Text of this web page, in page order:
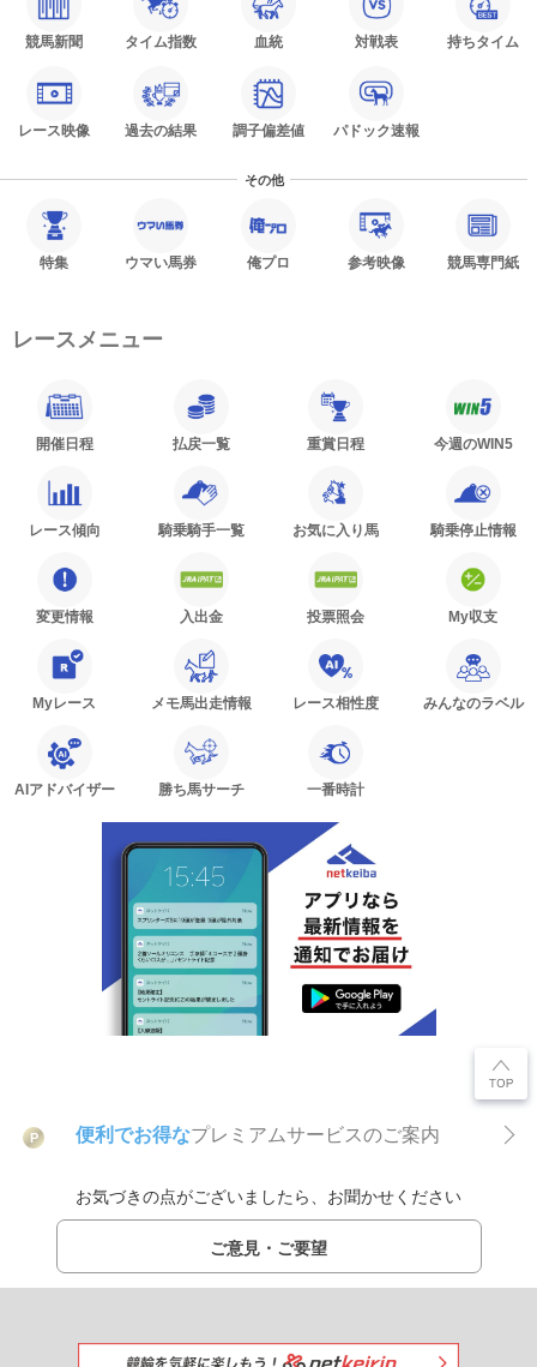
競馬新聞 タイム指数 血統 対戦表 持ちタイム
レース映像 過去の結果 調子偏差値 パドック速報
その他
特集 ウマい馬券 俺プロ 参考映像 競馬専門紙
レースメニュー
開催日程 払戻一覧 重賞日程 今週のWIN5
レース傾向 騎乗騎手一覧 お気に入り馬 騎乗停止情報
変更情報 入出金 投票照会 My収支
Myレース メモ馬出走情報 レース相性度 みんなのラベル
AIアドバイザー 勝ち馬サーチ 一番時計
P 便利でお得なプレミアムサービスのご案内
お気づきの点がございましたら、お聞かせください
ご意見・ご要望